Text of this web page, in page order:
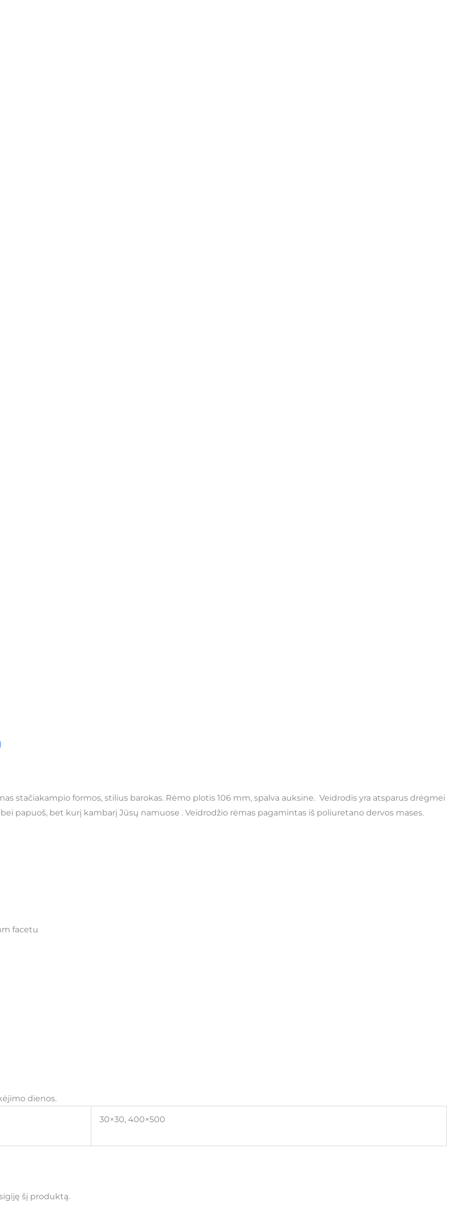
stačiakampio formos, stilius barokas. Rėmo plotis 106 mm, spalva auksine. Veidrodis yra atsparus drėgmei
papuoš, bet kurį kambarį Jūsų namuose . Veidrodžio rėmas pagamintas iš poliuretano dervos mases.
facetu
dienos.
30×30, 400×500
šį produktą.